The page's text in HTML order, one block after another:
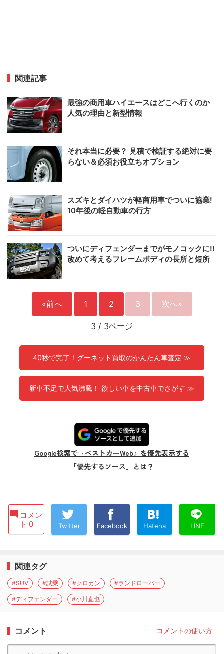
関連記事
最強の商用車ハイエースはどこへ行くのか
人気の理由と新型情報
それ本当に必要？ 見積で検証する絶対に要
らない＆必須お役立ちオプション
スズキとダイハツが軽商用車でついに協業!
10年後の軽自動車の行方
ついにディフェンダーまでがモノコックに!!
改めて考えるフレームボディの長所と短所
«前へ 1 2 3 次へ»
3 / 3ページ
40秒で完了！グーネット買取のかんたん車査定 ≫
新車不足で人気沸騰！ 欲しい車を中古車でさがす ≫
Google検索で『ベストカーWeb』を優先表示する
「優先するソース」とは？
コメン
ト 0
Twitter Facebook Hatena LINE
関連タグ
#SUV #試乗 #クロカン #ランドローバー
#ディフェンダー #小川直也
コメント コメントの使い方